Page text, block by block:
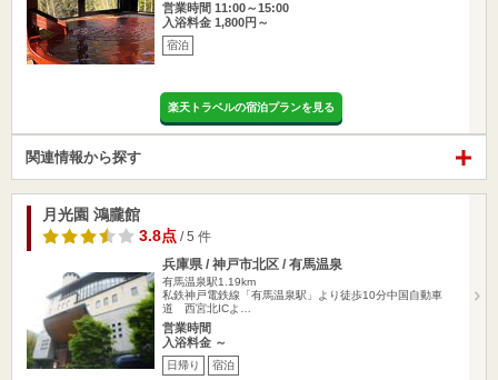
営業時間 11:00～15:00
入浴料金 1,800円～
宿泊
楽天トラベルの宿泊プランを見る
関連情報から探す
月光園 鴻朧館
3.8点 / 5 件
兵庫県 / 神戸市北区 / 有馬温泉
有馬温泉駅1.19km
私鉄神戸電鉄線「有馬温泉駅」より徒歩10分中国自動車
道 西宮北ICよ…
営業時間
入浴料金 ～
日帰り 宿泊